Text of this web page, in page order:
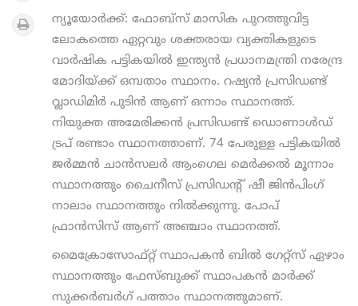
ന്യൂയോര്‍ക്ക്: ഫോബ്സ് മാസിക പുറത്തുവിട്ട
ലോകത്തെ ഏറ്റവും ശക്തരായ വ്യക്തികളുടെ
വാര്‍ഷിക പട്ടികയില്‍ ഇന്ത്യന്‍ പ്രധാനമന്ത്രി നരേന്ദ്ര
മോദിയ്ക്ക് ഒമ്പതാം സ്ഥാനം. റഷ്യന്‍ പ്രസിഡണ്ട്
വ്ലാഡിമിര്‍ പുടിന്‍ ആണ് ഒന്നാം സ്ഥാനത്ത്.
നിയുക്ത അമേരിക്കന്‍ പ്രസിഡണ്ട് ഡൊണാള്‍ഡ്
ട്രപ് രണ്ടാം സ്ഥാനത്താണ്. 74 പേരുള്ള പട്ടികയില്‍
ജര്‍മ്മന്‍ ചാന്‍സലര്‍ ആംഗെല മെര്‍ക്കല്‍ മൂന്നാം
സ്ഥാനത്തും ചൈനീസ് പ്രസിഡന്റ് ഷീ ജിന്‍പിംഗ്
നാലാം സ്ഥാനത്തും നില്‍ക്കുന്നു. പോപ്
ഫ്രാന്‍സിസ് ആണ് അഞ്ചാം സ്ഥാനത്ത്.
മൈക്രോസോഫ്റ്റ് സ്ഥാപകന്‍ ബില്‍ ഗേറ്റ്സ് ഏഴാം
സ്ഥാനത്തും ഫേസ്ബുക്ക് സ്ഥാപകന്‍ മാര്‍ക്ക്
സുക്കര്‍ബര്‍ഗ് പത്താം സ്ഥാനത്തുമാണ്.